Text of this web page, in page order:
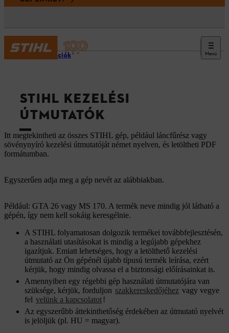
Menü
Információk
STIHL KEZELÉSI
ÚTMUTATÓK
Itt megtekintheti az összes STIHL gép, például láncfűrész vagy
sövénynyíró kezelési útmutatóját német nyelven, és letöltheti PDF
formátumban.
Egyszerűen adja meg a gép nevét az alábbiakban.
Például: GTA 26 vagy MS 170. A termék neve mindig jól látható a
gépén, így nem kell sokáig keresgélnie.
A STIHL folyamatosan dolgozik termékei továbbfejlesztésén,
a használati utasításokat is mindig a legújabb gépekhez
igazítjuk. Emiatt lehetséges, hogy a letölthető kezelési
útmutató az Ön gépénél újabb típusú termék leírása, ezért
kérjük, hogy mindig olvassa el a biztonsági előírásainkat is.
Amennyiben egy régebbi gép használati útmutatójára van
szüksége, kérjük, forduljon szakkereskedőjéhez vagy vegye
fel velünk a kapcsolatot !
Az egyszerűbb áttekinthetőség érdekében az útmutató nyelvét
is jelöljük (pl. HU = magyar).